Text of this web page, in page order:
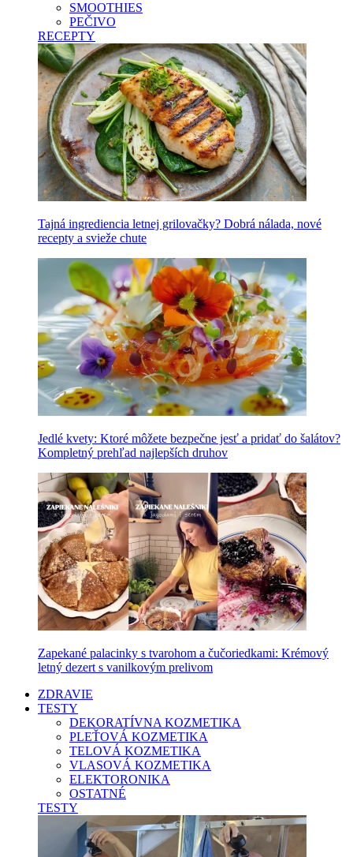
SMOOTHIES
PEČIVO
RECEPTY
Tajná ingrediencia letnej grilovačky? Dobrá nálada, nové
recepty a svieže chute
Jedlé kvety: Ktoré môžete bezpečne jesť a pridať do šalátov?
Kompletný prehľad najlepších druhov
Zapekané palacinky s tvarohom a čučoriedkami: Krémový
letný dezert s vanilkovým prelivom
ZDRAVIE
TESTY
DEKORATÍVNA KOZMETIKA
PLEŤOVÁ KOZMETIKA
TELOVÁ KOZMETIKA
VLASOVÁ KOZMETIKA
ELEKTORONIKA
OSTATNÉ
TESTY